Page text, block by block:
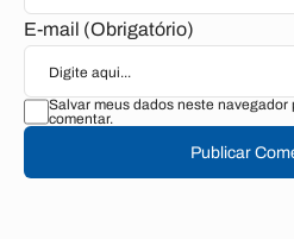
E-mail (Obrigatório)
Salvar meus dados neste navegador
comentar.
Publicar